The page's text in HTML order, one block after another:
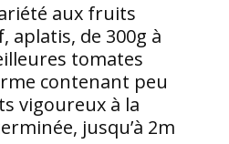
aux fruits
aplatis, de 300g à
tomates
contenant peu
vigoureux à la
jusqu’à 2m